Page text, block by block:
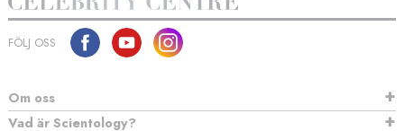
FÖLJ OSS
Om oss
Vad är Scientology?